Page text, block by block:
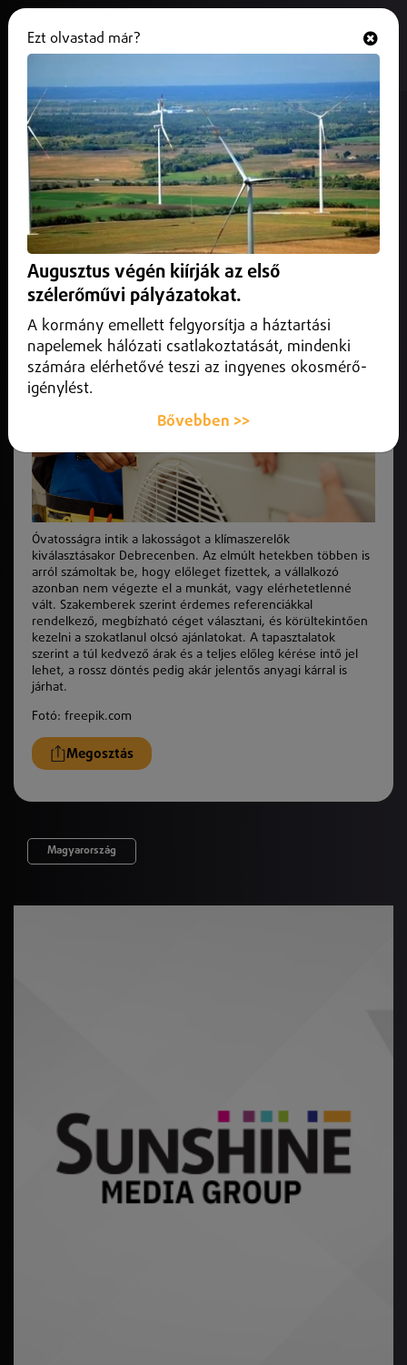
Csaló klímaszerelőkre
figyelmeztetnek Debrecenben
2026. július 06.Debrecen
A tapasztalatok szerint a túl kedvező árak és a teljes előleg
anyagi kárral is járhat.
Óvatosságra intik a lakosságot a klímaszerelők
kiválasztásakor Debrecenben. Az elmúlt hetekben többen is
arról számoltak be, hogy előleget fizettek, a vállalkozó
azonban nem végezte el a munkát, vagy elérhetetlenné
vált. Szakemberek szerint érdemes referenciákkal
rendelkező, megbízható céget választani, és körültekintően
kezelni a szokatlanul olcsó ajánlatokat. A tapasztalatok
szerint a túl kedvező árak és a teljes előleg kérése intő jel
lehet, a rossz döntés pedig akár jelentős anyagi kárral is
járhat.
Fotó: freepik.com
Megosztás
Magyarország
Ezt olvastad már?
Augusztus végén kiírják az első
szélerőművi pályázatokat.
A kormány emellett felgyorsítja a háztartási
napelemek hálózati csatlakoztatását, mindenki
számára elérhetővé teszi az ingyenes okosmérő-
igénylést.
Bővebben >>